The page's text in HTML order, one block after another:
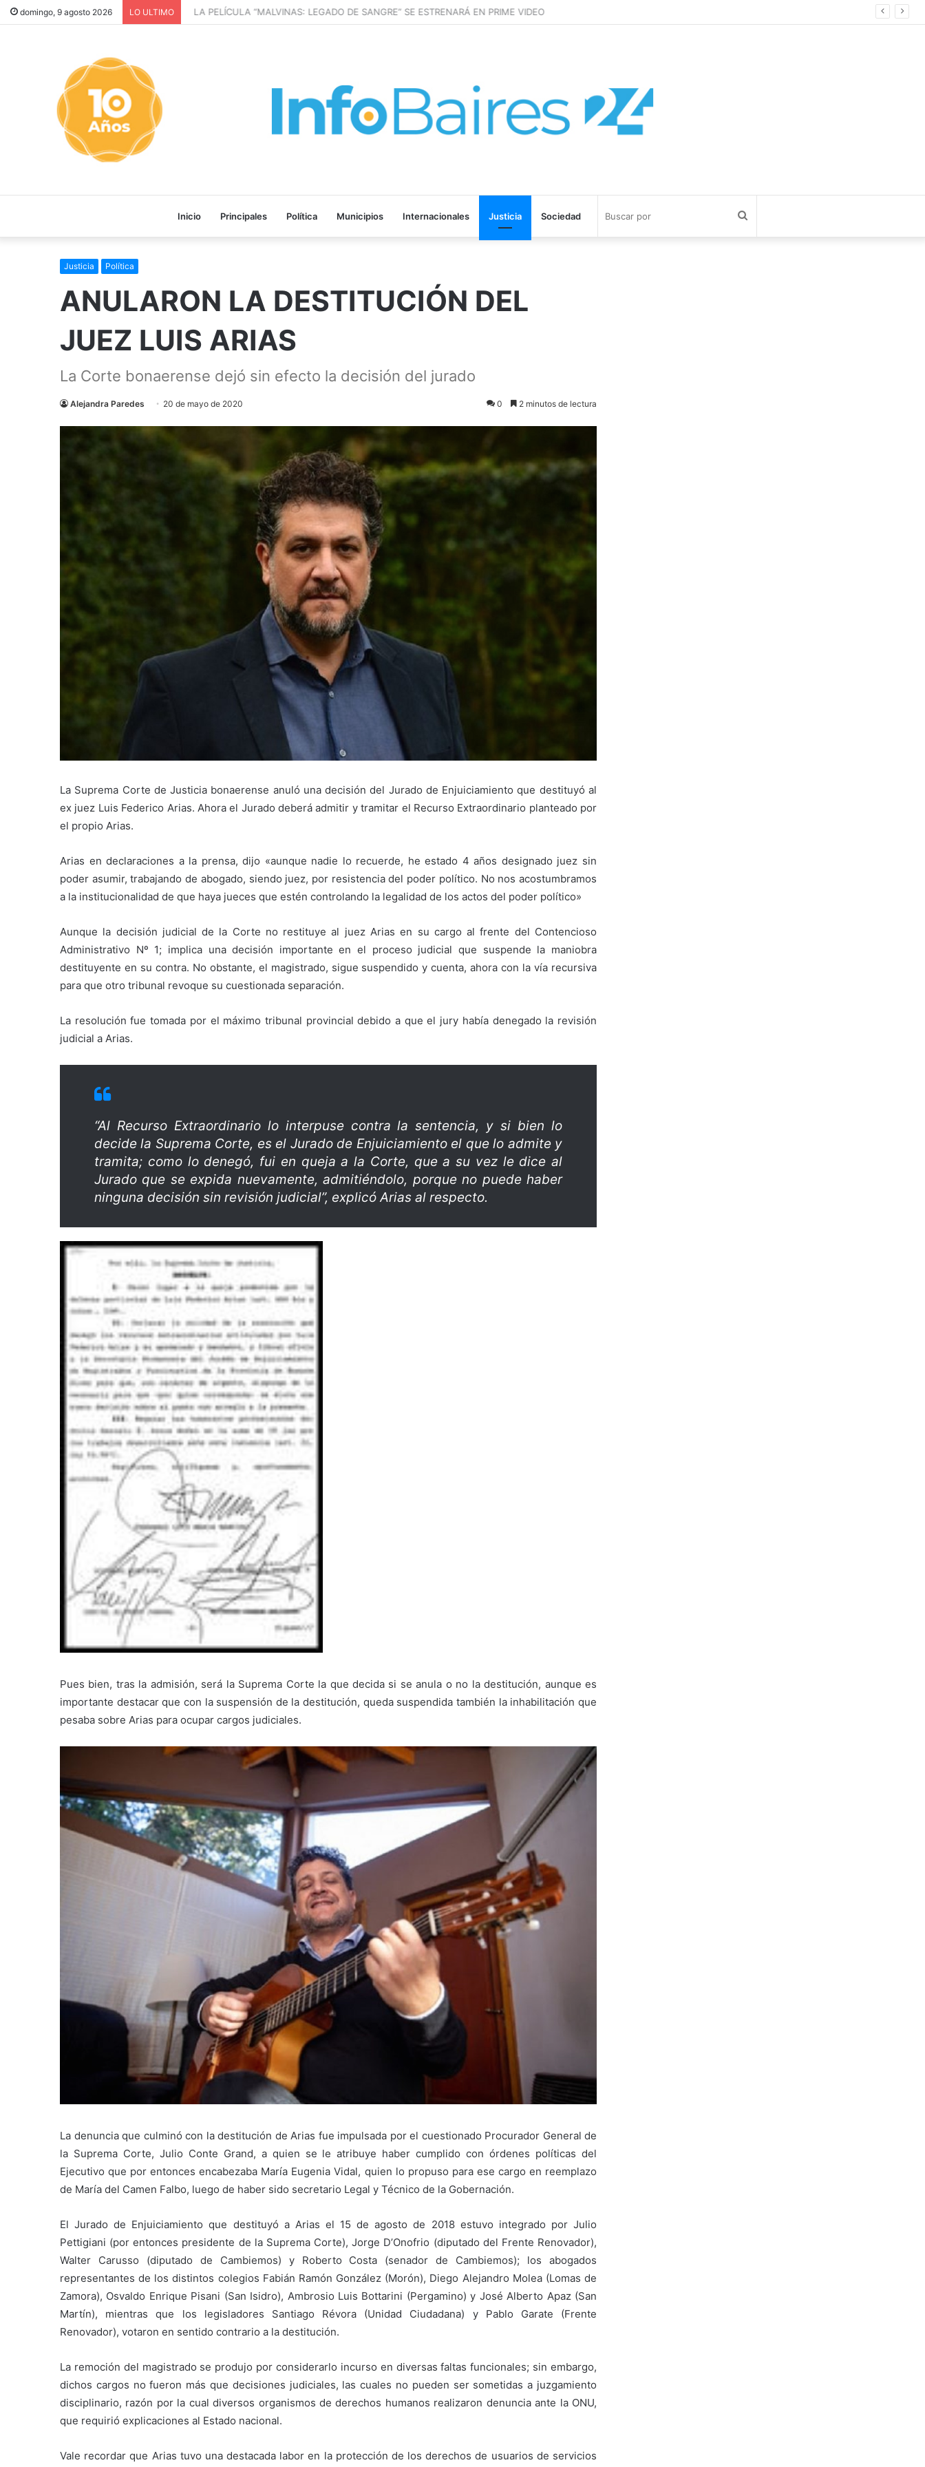
domingo, 9 agosto 2026 LO ULTIMO LA PELÍCULA “MALVINAS: LEGADO DE SANGRE” SE ESTRENARÁ EN PRIME VIDEO
Inicio Principales Política Municipios Internacionales Justicia Sociedad
Justicia Política
ANULARON LA DESTITUCIÓN DEL
JUEZ LUIS ARIAS
La Corte bonaerense dejó sin efecto la decisión del jurado
Alejandra Paredes 20 de mayo de 2020 0 2 minutos de lectura
La Suprema Corte de Justicia bonaerense anuló una decisión del Jurado de Enjuiciamiento que destituyó al
ex juez Luis Federico Arias. Ahora el Jurado deberá admitir y tramitar el Recurso Extraordinario planteado por
el propio Arias.
Arias en declaraciones a la prensa, dijo «aunque nadie lo recuerde, he estado 4 años designado juez sin
poder asumir, trabajando de abogado, siendo juez, por resistencia del poder político. No nos acostumbramos
a la institucionalidad de que haya jueces que estén controlando la legalidad de los actos del poder político»
Aunque la decisión judicial de la Corte no restituye al juez Arias en su cargo al frente del Contencioso
Administrativo Nº 1; implica una decisión importante en el proceso judicial que suspende la maniobra
destituyente en su contra. No obstante, el magistrado, sigue suspendido y cuenta, ahora con la vía recursiva
para que otro tribunal revoque su cuestionada separación.
La resolución fue tomada por el máximo tribunal provincial debido a que el jury había denegado la revisión
judicial a Arias.
“Al Recurso Extraordinario lo interpuse contra la sentencia, y si bien lo
decide la Suprema Corte, es el Jurado de Enjuiciamiento el que lo admite y
tramita; como lo denegó, fui en queja a la Corte, que a su vez le dice al
Jurado que se expida nuevamente, admitiéndolo, porque no puede haber
ninguna decisión sin revisión judicial”, explicó Arias al respecto.
Pues bien, tras la admisión, será la Suprema Corte la que decida si se anula o no la destitución, aunque es
importante destacar que con la suspensión de la destitución, queda suspendida también la inhabilitación que
pesaba sobre Arias para ocupar cargos judiciales.
La denuncia que culminó con la destitución de Arias fue impulsada por el cuestionado Procurador General de
la Suprema Corte, Julio Conte Grand, a quien se le atribuye haber cumplido con órdenes políticas del
Ejecutivo que por entonces encabezaba María Eugenia Vidal, quien lo propuso para ese cargo en reemplazo
de María del Camen Falbo, luego de haber sido secretario Legal y Técnico de la Gobernación.
El Jurado de Enjuiciamiento que destituyó a Arias el 15 de agosto de 2018 estuvo integrado por Julio
Pettigiani (por entonces presidente de la Suprema Corte), Jorge D’Onofrio (diputado del Frente Renovador),
Walter Carusso (diputado de Cambiemos) y Roberto Costa (senador de Cambiemos); los abogados
representantes de los distintos colegios Fabián Ramón González (Morón), Diego Alejandro Molea (Lomas de
Zamora), Osvaldo Enrique Pisani (San Isidro), Ambrosio Luis Bottarini (Pergamino) y José Alberto Apaz (San
Martín), mientras que los legisladores Santiago Révora (Unidad Ciudadana) y Pablo Garate (Frente
Renovador), votaron en sentido contrario a la destitución.
La remoción del magistrado se produjo por considerarlo incurso en diversas faltas funcionales; sin embargo,
dichos cargos no fueron más que decisiones judiciales, las cuales no pueden ser sometidas a juzgamiento
disciplinario, razón por la cual diversos organismos de derechos humanos realizaron denuncia ante la ONU,
que requirió explicaciones al Estado nacional.
Vale recordar que Arias tuvo una destacada labor en la protección de los derechos de usuarios de servicios